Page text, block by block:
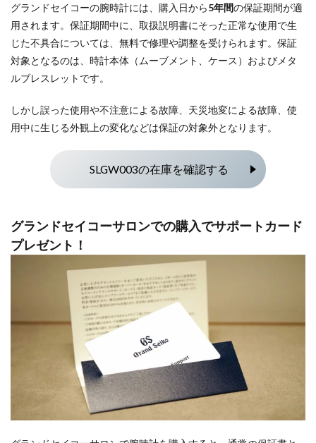
グランドセイコーの腕時計には、購入日から5年間の保証期間が適
用されます。保証期間中に、取扱説明書にそった正常な使用で生
じた不具合については、無料で修理や調整を受けられます。保証
対象となるのは、時計本体（ムーブメント、ケース）およびメタ
ルブレスレットです。
しかし誤った使用や不注意による故障、天災地変による故障、使
用中に生じる外観上の変化などは保証の対象外となります。
SLGW003の在庫を確認する
グランドセイコーサロンでの購入でサポートカード
プレゼント！